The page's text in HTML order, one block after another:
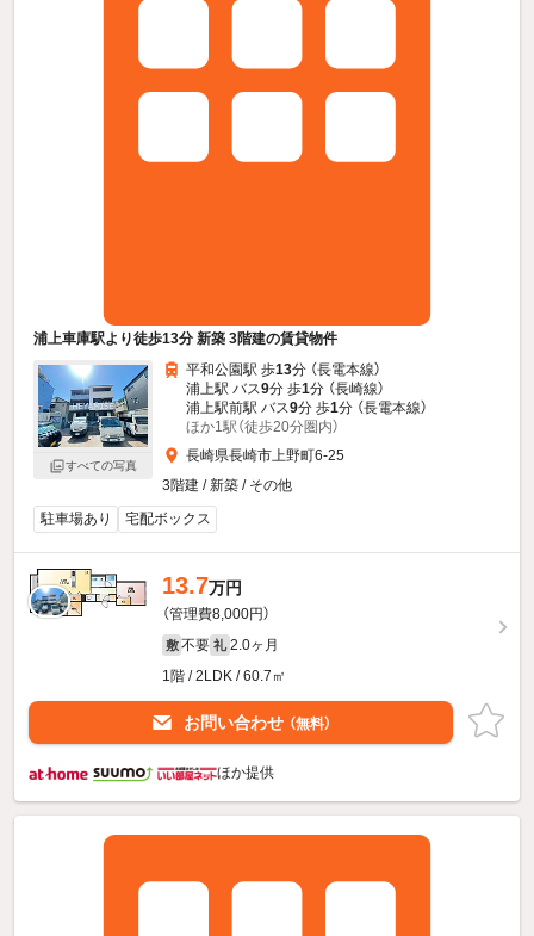
浦上車庫駅より徒歩13分 新築 3階建の賃貸物件
すべての写真
平和公園駅 歩13分 （長電本線）
浦上駅 バス9分 歩1分 （長崎線）
浦上駅前駅 バス9分 歩1分 （長電本線）
ほか1駅（徒歩20分圏内）
長崎県長崎市上野町6-25
3階建 / 新築 / その他
駐車場あり
宅配ボックス
13.7万円
（管理費8,000円）
敷 不要 礼 2.0ヶ月
1階 / 2LDK / 60.7㎡
お問い合わせ （無料）
ほか提供